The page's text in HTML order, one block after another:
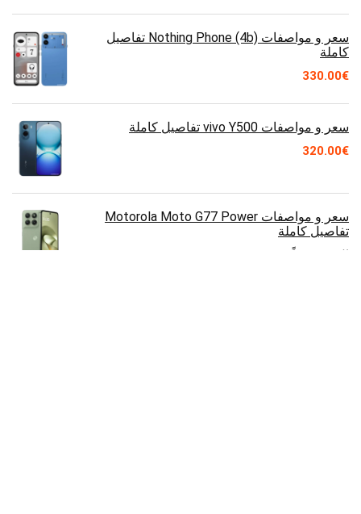
سعر و مواصفات Nothing Phone (4b) تفاصيل
كاملة
€
330.00
سعر و مواصفات vivo Y500 تفاصيل كاملة
€
320.00
سعر و مواصفات Motorola Moto G77 Power
تفاصيل كاملة
السعر قريباً